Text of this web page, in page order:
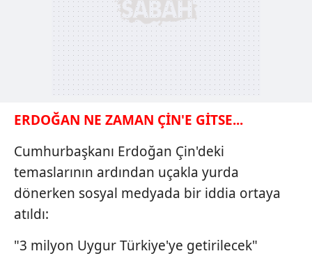
ERDOĞAN NE ZAMAN ÇİN'E GİTSE...
Cumhurbaşkanı Erdoğan Çin'deki
temaslarının ardından uçakla yurda
dönerken sosyal medyada bir iddia ortaya
atıldı:
"3 milyon Uygur Türkiye'ye getirilecek"